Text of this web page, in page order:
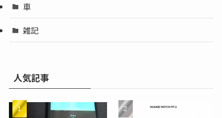
車
雑記
人気記事